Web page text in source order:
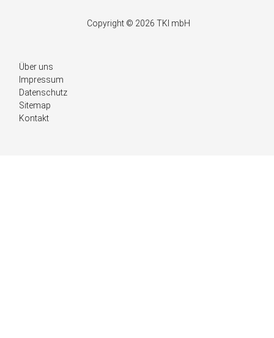
Copyright © 2026 TKI mbH
Navigation
überspringen
Über uns
Impressum
Datenschutz
Sitemap
Kontakt